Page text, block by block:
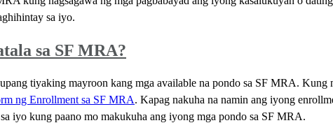
sa iyo.
sa SF MRA?
tiyaking mayroon kang mga available na pondo sa SF MRA. Kung
ng Enrollment sa SF MRA. Kapag nakuha na namin ang iyong
iyo kung paano mo makukuha ang iyong mga pondo sa SF MRA.